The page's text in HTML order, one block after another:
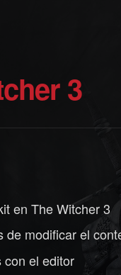
3
en The Witcher 3
modificar el
con el editor